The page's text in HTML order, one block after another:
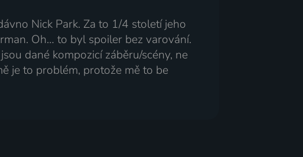
Nick Park. Za to 1/4 století jeho
Oh… to byl spoiler bez varování.
dané kompozicí záběru/scény, ne
je to problém, protože mě to be